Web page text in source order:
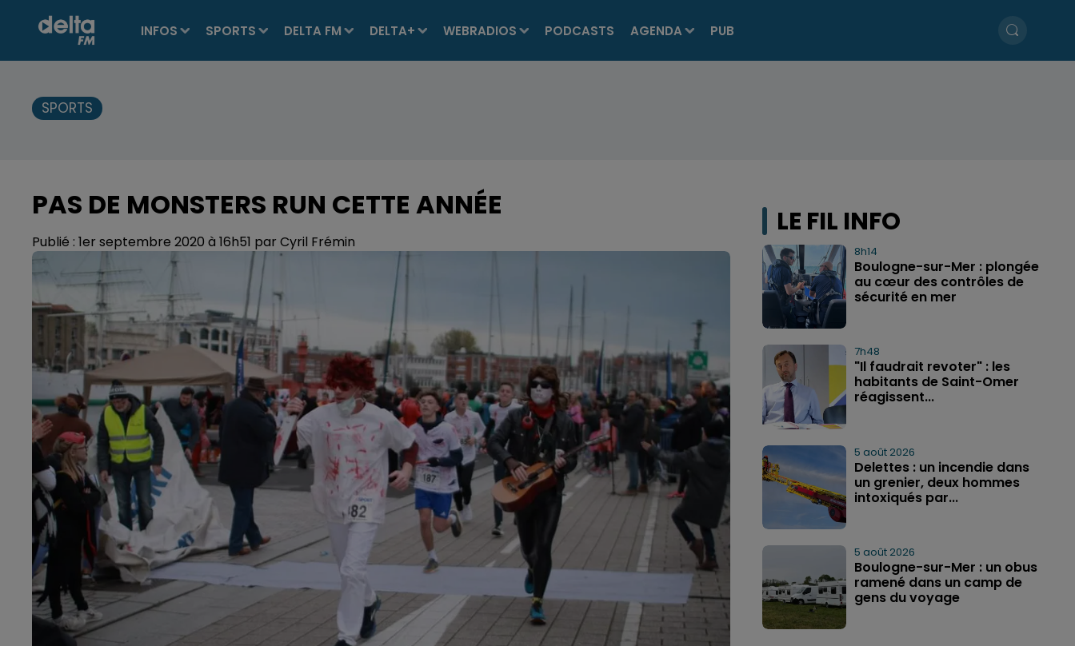
INFOS SPORTS DELTA FM DELTA+ WEBRADIOS PODCASTS AGENDA PUB
SPORTS
PAS DE MONSTERS RUN CETTE ANNÉE
Publié : 1er septembre 2020 à 16h51 par Cyril Frémin
LE FIL INFO
8h14
Boulogne-sur-Mer : plongée
au cœur des contrôles de
sécurité en mer
7h48
"Il faudrait revoter" : les
habitants de Saint-Omer
réagissent...
5 août 2026
Delettes : un incendie dans
un grenier, deux hommes
intoxiqués par...
5 août 2026
Boulogne-sur-Mer : un obus
ramené dans un camp de
gens du voyage